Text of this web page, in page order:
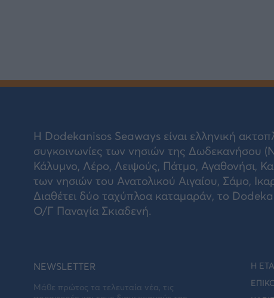
Η Dodekanisos Seaways είναι ελληνική
συγκοινωνίες των νησιών της Δωδεκανήσου
Κάλυμνο, Λέρο, Λειψούς, Πάτμο, Αγαθονήσι,
των νησιών του Ανατολικού Αιγαίου, Σάμο,
Διαθέτει δύο ταχύπλοα καταμαράν, το
Ο/Γ Παναγία Σκιαδενή.
NEWSLETTER
Μάθε πρώτος τα τελευταία νέα, τις
Η